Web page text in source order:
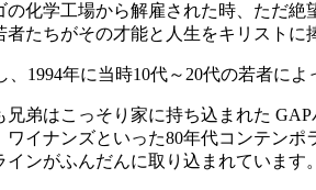
の化学工場から解雇された時、ただ
たちがその才能と人生をキリストに
1994年に当時10代～20代の若者に
弟はこっそり家に持ち込まれた
イナンズといった80年代コンテン
ンがふんだんに取り込まれています。